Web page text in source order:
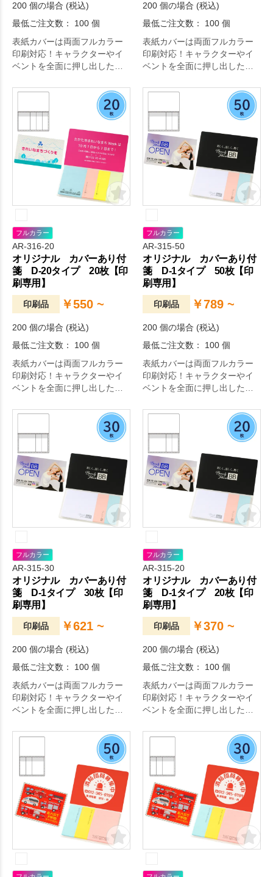
200 個の場合 (税込)
最低ご注文数： 100 個
表紙カバーは両面フルカラー
印刷対応！キャラクターやイ
ベントを全面に押し出したオ
成できます。
200 個の場合 (税込)
最低ご注文数： 100 個
表紙カバーは両面フルカラー
印刷対応！キャラクターやイ
ベントを全面に押し出したオ
成できます。
フルカラー
AR-316-20
オリジナル カバーあり付
箋 D-20タイプ 20枚【印
刷専用】
印刷品 ￥550 ~
200 個の場合 (税込)
最低ご注文数： 100 個
表紙カバーは両面フルカラー
印刷対応！キャラクターやイ
ベントを全面に押し出したオ
成できます。
フルカラー
AR-315-50
オリジナル カバーあり付
箋 D-1タイプ 50枚【印
刷専用】
印刷品 ￥789 ~
200 個の場合 (税込)
最低ご注文数： 100 個
表紙カバーは両面フルカラー
印刷対応！キャラクターやイ
ベントを全面に押し出したオ
成できます。
フルカラー
AR-315-30
オリジナル カバーあり付
箋 D-1タイプ 30枚【印
刷専用】
印刷品 ￥621 ~
200 個の場合 (税込)
最低ご注文数： 100 個
表紙カバーは両面フルカラー
印刷対応！キャラクターやイ
ベントを全面に押し出したオ
成できます。
フルカラー
AR-315-20
オリジナル カバーあり付
箋 D-1タイプ 20枚【印
刷専用】
印刷品 ￥370 ~
200 個の場合 (税込)
最低ご注文数： 100 個
表紙カバーは両面フルカラー
印刷対応！キャラクターやイ
ベントを全面に押し出したオ
成できます。